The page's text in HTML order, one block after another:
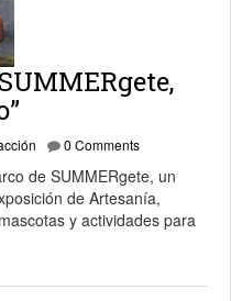
0 Comments
de SUMMERgete, un
de Artesanía,
y actividades para